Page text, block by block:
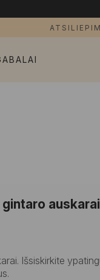
auskarai
Išsiskirkite